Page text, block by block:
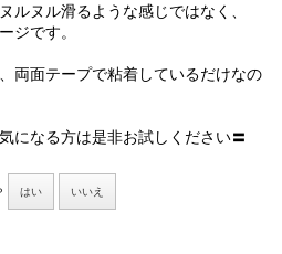
ルヌル滑るような感じではなく、
ジです。
両面テープで粘着しているだけなの
になる方は是非お試しください〓
はい いいえ